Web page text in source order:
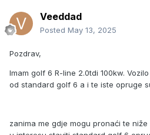
Veeddad
Posted May 13, 2025
Pozdrav,
Imam golf 6 R-line 2.0tdi 100kw.
od standard golf 6 a i te iste opruge
zanima me gdje mogu pronaći te